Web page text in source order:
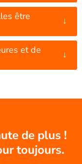
être
↓
et de
↓
de plus !
toujours.